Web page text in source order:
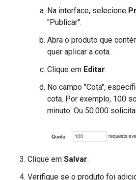
Na interface, selecione
"Publicar".
Abra o produto que
quer aplicar a cota.
Clique em Editar.
No campo "Cota",
cota. Por exemplo, 100
minuto. Ou 50.000
Clique em Salvar.
Verifique se o produto foi